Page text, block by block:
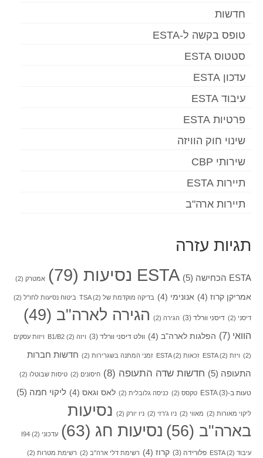
חדשות
טופס בקשה ל-ESTA
סטטוס ESTA
עדכון ESTA
עיבוד ESTA
פרטיות ESTA
שינוי חוק הוויזה
שירותי CBP
תיירות ESTA
תיירות ארה"ב
תגיות עזרה
ESTA הכחישה (5) ESTA נסיעות (79) אמטרק (2)
אמריקן קרוז (4) אנונימי (4) בדיקה מוקדמת של TSA (2) ביטוח נסיעות לחו"ל (2)
דיסני (2) דיסני וורלד (3) הגירה (2) הגירה לארה"ב (49)
הוואי (7) הפלגות לארה"ב (4) וולט דיסני וורלד (3) ויזה B1/B2 (2) ויזות עסקים
(2) ויזת ESTA (2) זכאות ESTA (2) זמני המתנה בשגרירות (2)
חדשות חברות
התעופה (5) חדשות שדה התעופה (8) חיסונים (2) טיסות שבוטלו (2)
טעות ב-ESTA(3) טקסס (2) כניסה גלובלית (2) לאס וגאס (4) ליקוי חמה (5)
ליקוי מאורות (2) מאווי (2) ניו ג'רזי (2) ניו יורק (2)
נסיעות
בארה"ב (56) נסיעות חג (63) עדכוני I94 (2)
עיבוד ESTA (2) פלורידה (3) קרוז (4) רשימת דלי ארה"ב (2) רשימת מטרות (2)